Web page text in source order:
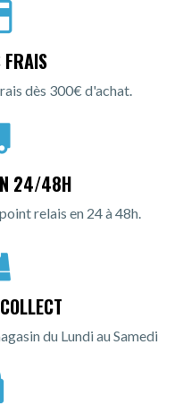
dès 300€ d'achat.
24/48H
relais en 24 à 48h.
du Lundi au Samedi